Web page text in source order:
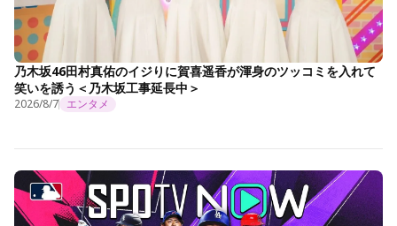
乃木坂46田村真佑のイジりに賀喜遥香が渾身のツッコミを入れて
笑いを誘う＜乃木坂工事延長中＞
2026/8/7 エンタメ